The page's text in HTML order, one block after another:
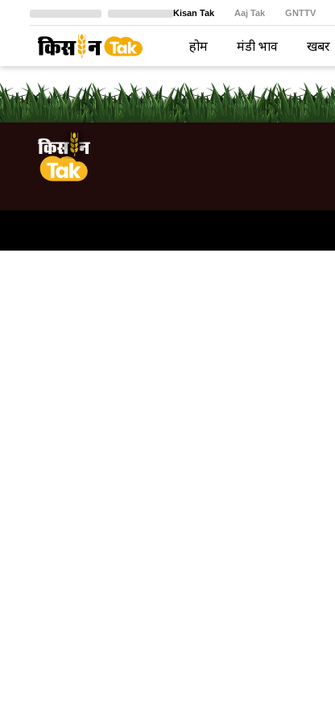
Kisan Tak Aaj Tak GNTTV
Crime Tak Astro Tak
होम मंडी भाव खबरें